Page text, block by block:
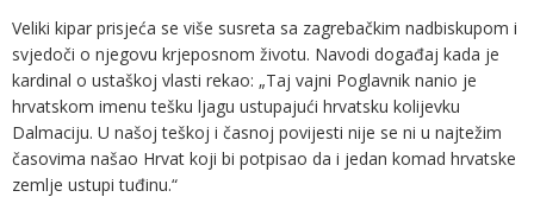
Veliki kipar prisjeća se više susreta sa zagrebačkim nadbiskupom i
svjedoči o njegovu krjeposnom životu. Navodi događaj kada je
kardinal o ustaškoj vlasti rekao: „Taj vajni Poglavnik nanio je
hrvatskom imenu tešku ljagu ustupajući hrvatsku kolijevku
Dalmaciju. U našoj teškoj i časnoj povijesti nije se ni u najtežim
časovima našao Hrvat koji bi potpisao da i jedan komad hrvatske
zemlje ustupi tuđinu.“